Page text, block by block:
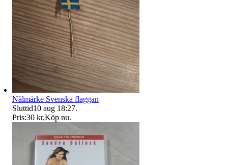
Nålmärke Svenska flaggan
Sluttid10 aug 18:27.
Pris:30 kr,Köp nu.